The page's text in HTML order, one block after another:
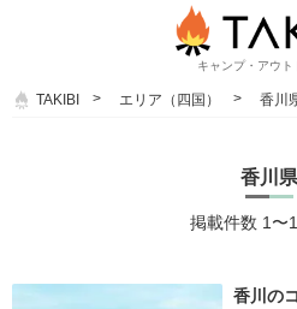
キャンプ・アウト
TAKIBI エリア（四国） 香川
香川県
掲載件数 1〜
香川の